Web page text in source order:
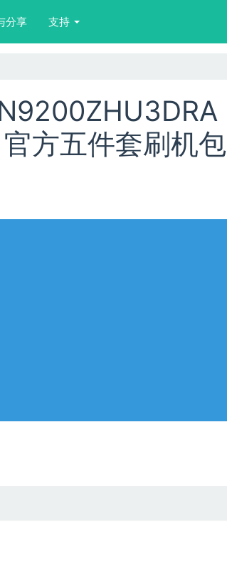
分享 支持
方五件套刷机包